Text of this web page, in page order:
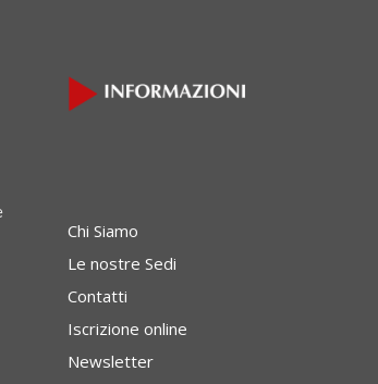
Chi Siamo
Le nostre Sedi
Contatti
Iscrizione online
Newsletter